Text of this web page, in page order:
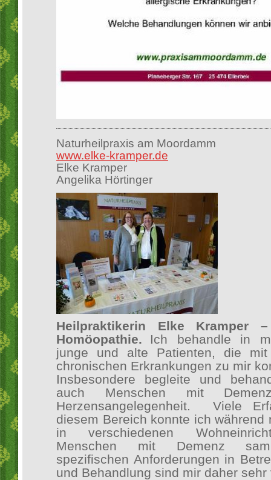
Naturheilpraxis am Moordamm
www.elke-kramper.de
Elke Kramper
Angelika Hörtinger
Heilpraktikerin Elke Kramper
Homöopathie.
Ich behandle in
junge und alte Patienten, die
chronischen Erkrankungen zu mir
Insbesondere begleite und
auch Menschen mit
Herzensangelegenheit. Viele
diesem Bereich konnte ich während
in verschiedenen
Menschen mit Demenz
spezifischen Anforderungen in
und Behandlung sind mir daher sehr